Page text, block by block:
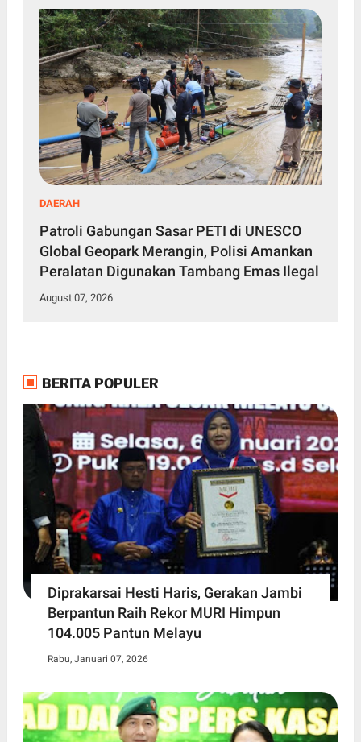
DAERAH
Patroli Gabungan Sasar PETI di UNESCO
Global Geopark Merangin, Polisi Amankan
Peralatan Digunakan Tambang Emas Ilegal
August 07, 2026
BERITA POPULER
Diprakarsai Hesti Haris, Gerakan Jambi
Berpantun Raih Rekor MURI Himpun
104.005 Pantun Melayu
Rabu, Januari 07, 2026